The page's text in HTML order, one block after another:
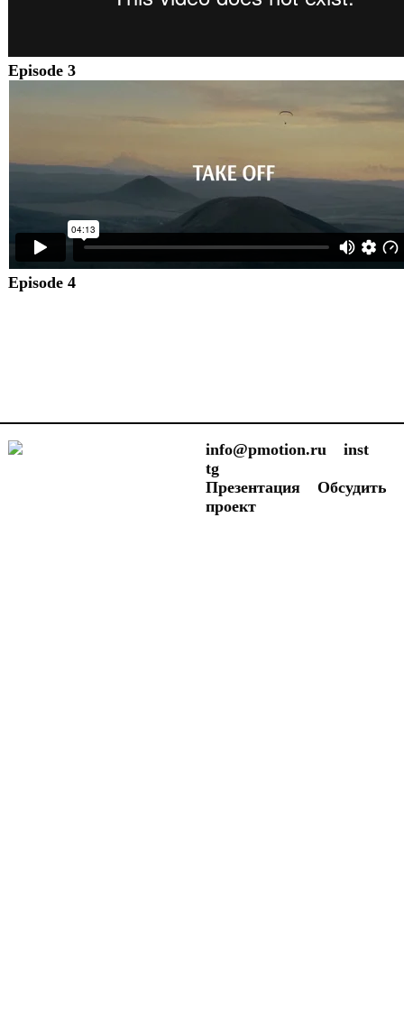
Episode 3
Episode 4
info@pmotion.ru
inst
tg
Презентация
Обсудить
проект